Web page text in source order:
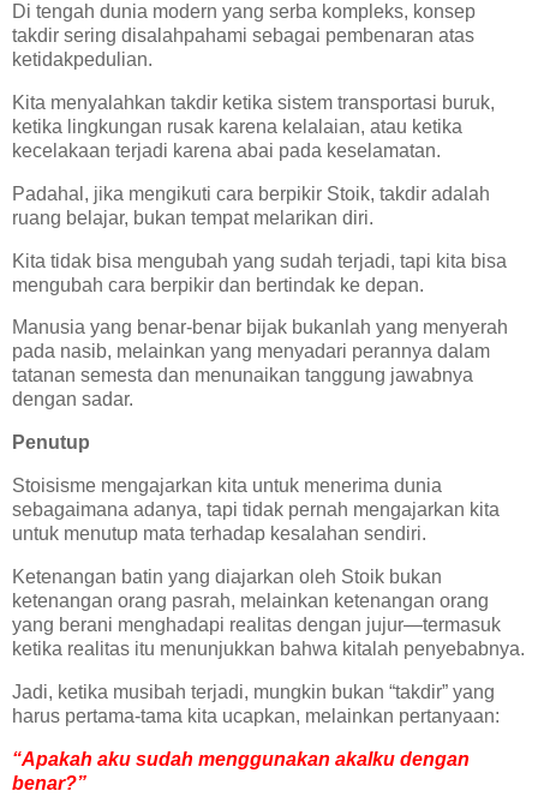
Di tengah dunia modern yang serba kompleks, konsep
takdir sering disalahpahami sebagai pembenaran atas
ketidakpedulian.
Kita menyalahkan takdir ketika sistem transportasi buruk,
ketika lingkungan rusak karena kelalaian, atau ketika
kecelakaan terjadi karena abai pada keselamatan.
Padahal, jika mengikuti cara berpikir Stoik, takdir adalah
ruang belajar, bukan tempat melarikan diri.
Kita tidak bisa mengubah yang sudah terjadi, tapi kita bisa
mengubah cara berpikir dan bertindak ke depan.
Manusia yang benar-benar bijak bukanlah yang menyerah
pada nasib, melainkan yang menyadari perannya dalam
tatanan semesta dan menunaikan tanggung jawabnya
dengan sadar.
Penutup
Stoisisme mengajarkan kita untuk menerima dunia
sebagaimana adanya, tapi tidak pernah mengajarkan kita
untuk menutup mata terhadap kesalahan sendiri.
Ketenangan batin yang diajarkan oleh Stoik bukan
ketenangan orang pasrah, melainkan ketenangan orang
yang berani menghadapi realitas dengan jujur—termasuk
ketika realitas itu menunjukkan bahwa kitalah penyebabnya.
Jadi, ketika musibah terjadi, mungkin bukan “takdir” yang
harus pertama-tama kita ucapkan, melainkan pertanyaan:
“Apakah aku sudah menggunakan akalku dengan
benar?”